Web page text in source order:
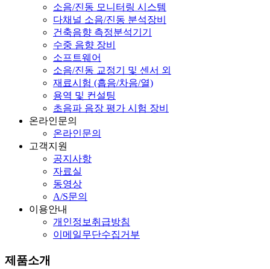
소음/진동 모니터링 시스템
다채널 소음/진동 분석장비
건축음향 측정분석기기
수중 음향 장비
소프트웨어
소음/진동 교정기 및 센서 외
재료시험 (흡음/차음/열)
용역 및 컨설팅
초음파 음장 평가 시험 장비
온라인문의
온라인문의
고객지원
공지사항
자료실
동영상
A/S문의
이용안내
개인정보취급방침
이메일무단수집거부
제품소개